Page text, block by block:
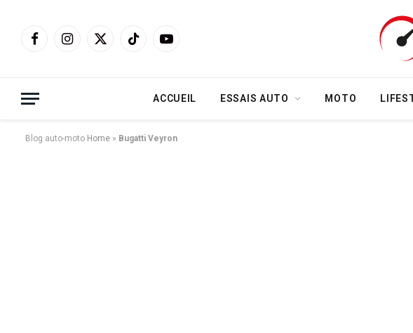
FacebookInstagram
X
TikTokYouTube
ACCUEIL ESSAIS AUTO MOTO
Blog auto-moto Home » Bugatti Veyron